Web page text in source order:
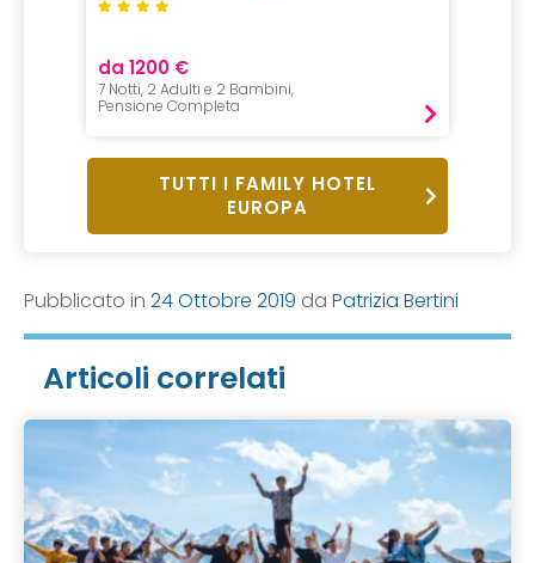
da 1200 €
7 Notti, 2 Adulti e 2 Bambini,
Pensione Completa
TUTTI I FAMILY HOTEL
EUROPA
Pubblicato in 24 Ottobre 2019 da Patrizia Bertini
Articoli correlati